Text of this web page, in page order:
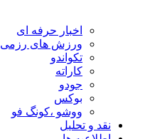
اخبار حرفه ای
ورزش های رزمی
تکواندو
کاراته
جودو
بوکس
ووشو ،کونگ فو
نقد و تحلیل